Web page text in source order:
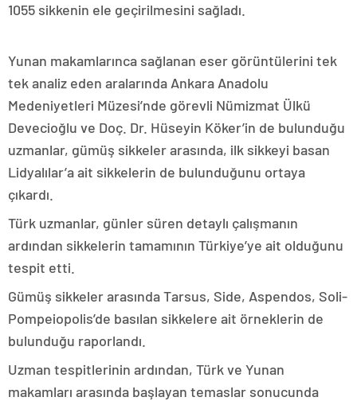
1055 sikkenin ele geçirilmesini sağladı.
Yunan makamlarınca sağlanan eser görüntülerini tek
tek analiz eden aralarında Ankara Anadolu
Medeniyetleri Müzesi’nde görevli Nümizmat Ülkü
Devecioğlu ve Doç. Dr. Hüseyin Köker’in de bulunduğu
uzmanlar, gümüş sikkeler arasında, ilk sikkeyi basan
Lidyalılar’a ait sikkelerin de bulunduğunu ortaya
çıkardı.
Türk uzmanlar, günler süren detaylı çalışmanın
ardından sikkelerin tamamının Türkiye’ye ait olduğunu
tespit etti.
Gümüş sikkeler arasında Tarsus, Side, Aspendos, Soli-
Pompeiopolis’de basılan sikkelere ait örneklerin de
bulunduğu raporlandı.
Uzman tespitlerinin ardından, Türk ve Yunan
makamları arasında başlayan temaslar sonucunda